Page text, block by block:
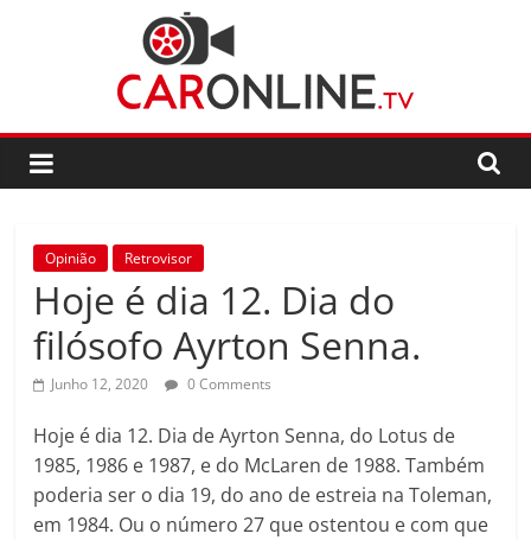
CarOnline.TV
CarOnline.TV
Ensaios
Automóvel
em
Português
Opinião Retrovisor
Hoje é dia 12. Dia do
filósofo Ayrton Senna.
Junho 12, 2020 0 Comments
Hoje é dia 12. Dia de Ayrton Senna, do Lotus de
1985, 1986 e 1987, e do McLaren de 1988. Também
poderia ser o dia 19, do ano de estreia na Toleman,
em 1984. Ou o número 27 que ostentou e com que